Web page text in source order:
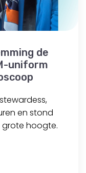
de
uniform
en stond
grote hoogte.